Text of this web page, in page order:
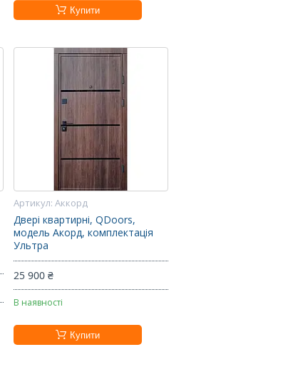
Купити
Аккорд
Двері квартирні, QDoors,
модель Акорд, комплектація
Ультра
25 900 ₴
В наявності
Купити